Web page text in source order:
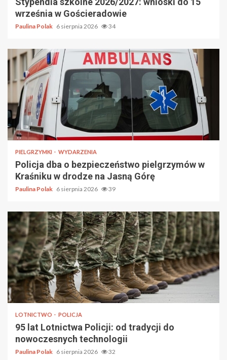
września w Gościeradowie
Paulina Polak 6 sierpnia 2026 34
PIELGRZYMKI WYDARZENIA
Policja dba o bezpieczeństwo pielgrzymów w
Kraśniku w drodze na Jasną Górę
Paulina Polak 6 sierpnia 2026 39
LOTNICTWO POLICJA
95 lat Lotnictwa Policji: od tradycji do
nowoczesnych technologii
Paulina Polak 6 sierpnia 2026 32